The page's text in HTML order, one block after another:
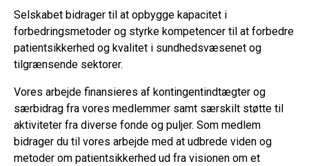
Selskabet bidrager til at opbygge kapacitet i
forbedringsmetoder og styrke kompetencer til at forbedre
patientsikkerhed og kvalitet i sundhedsvæsenet og
tilgrænsende sektorer.
Vores arbejde finansieres af kontingentindtægter og
særbidrag fra vores medlemmer samt særskilt støtte til
aktiviteter fra diverse fonde og puljer. Som medlem
bidrager du til vores arbejde med at udbrede viden og
metoder om patientsikkerhed ud fra visionen om et